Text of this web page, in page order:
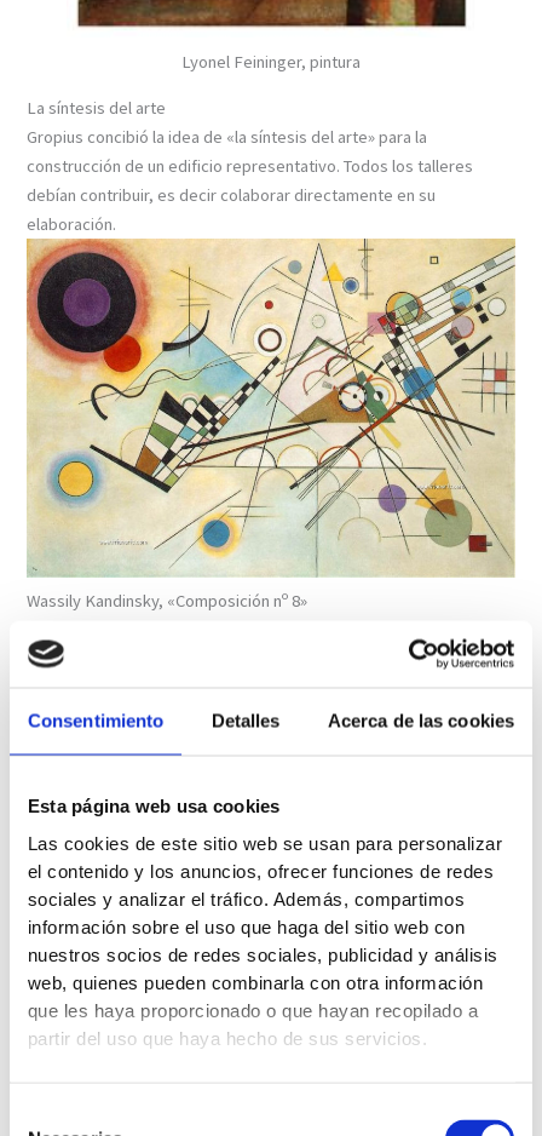
Consentimiento Detalles Acerca de las cookies
Esta página web usa cookies
Las cookies de este sitio web se usan para personalizar
el contenido y los anuncios, ofrecer funciones de redes
sociales y analizar el tráfico. Además, compartimos
información sobre el uso que haga del sitio web con
nuestros socios de redes sociales, publicidad y análisis
web, quienes pueden combinarla con otra información
que les haya proporcionado o que hayan recopilado a
partir del uso que haya hecho de sus servicios.
Lyonel Feininger, pintura
La síntesis del arte
Gropius concibió la idea de «la síntesis del arte» para la
construcción de un edificio representativo. Todos los talleres
debían contribuir, es decir colaborar directamente en su
elaboración.
Wassily Kandinsky, «Composición nº 8»
El ser humano, para Gropius, debía estar en el centro de todos los
se reunieron todas las artes,
movimiento Bauhaus y su
contribución al mundo artístico,
hizo que un siglo después, todavía
perduren tanto su concepto ideal
del arte, como la aplicación de
éste en la expresión plástica.